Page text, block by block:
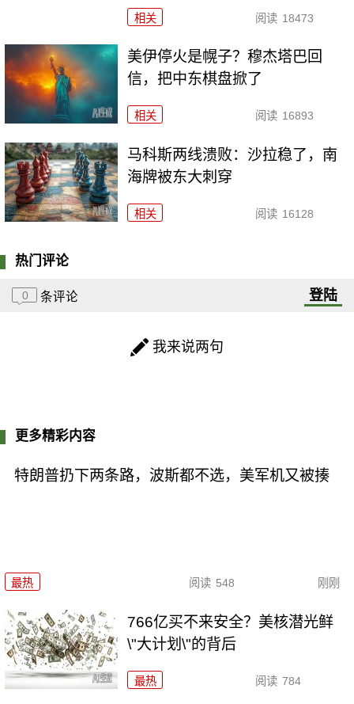
相关 阅读 18473
美伊停火是幌子？穆杰塔巴回
信，把中东棋盘掀了
相关 阅读 16893
马科斯两线溃败：沙拉稳了，南
海牌被东大刺穿
相关 阅读 16128
热门评论
0 条评论 登陆
我来说两句
更多精彩内容
特朗普扔下两条路，波斯都不选，美军机又被揍
最热 阅读 548 刚刚
766亿买不来安全？美核潜光鲜
\"大计划\"的背后
最热 阅读 784